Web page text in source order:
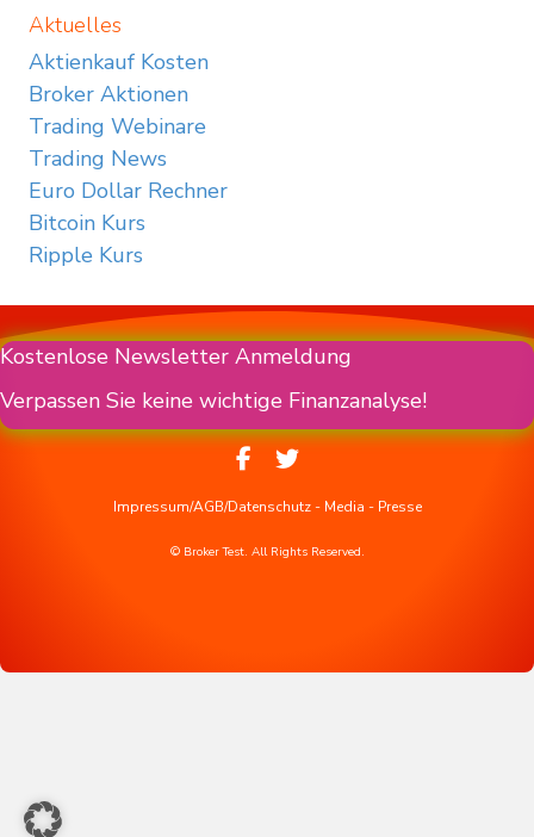
Aktuelles
Aktienkauf Kosten
Broker Aktionen
Trading Webinare
Trading News
Euro Dollar Rechner
Bitcoin Kurs
Ripple Kurs
Kostenlose Newsletter Anmeldung
Verpassen Sie keine wichtige Finanzanalyse!
Impressum/AGB/Datenschutz- Media - Presse
© Broker Test. All Rights Reserved.